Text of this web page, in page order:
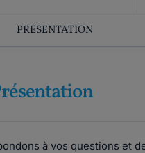
PRÉSENTATION
à vos questions et